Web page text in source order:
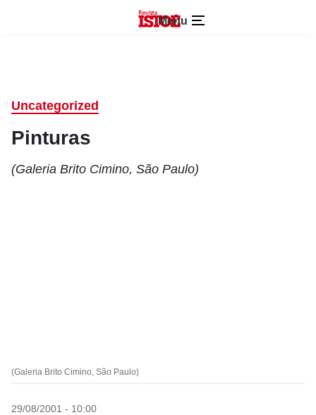
Menu
Uncategorized
Pinturas
(Galeria Brito Cimino, São Paulo)
(Galeria Brito Cimino, São Paulo)
29/08/2001 - 10:00